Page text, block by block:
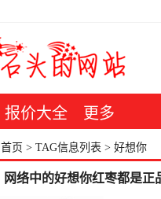
报价大全 更多
首页 > TAG信息列表 > 好想你
网络中的好想你红枣都是正